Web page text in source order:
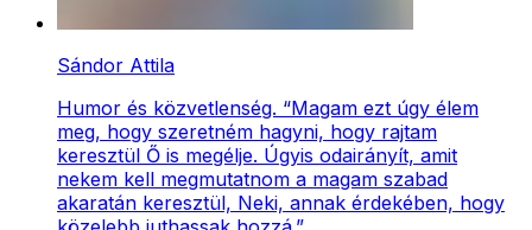
Sándor Attila
Humor és közvetlenség. “Magam ezt úgy élem
meg, hogy szeretném hagyni, hogy rajtam
keresztül Ő is megélje. Úgyis odairányít, amit
nekem kell megmutatnom a magam szabad
akaratán keresztül, Neki, annak érdekében, hogy